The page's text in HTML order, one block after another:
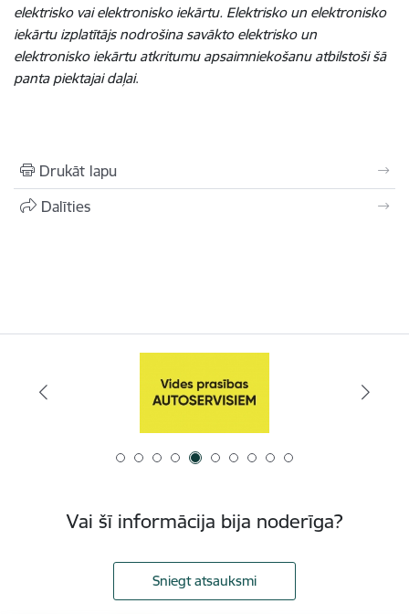
elektrisko vai elektronisko iekārtu. Elektrisko un elektronisko
iekārtu izplatītājs nodrošina savākto elektrisko un
elektronisko iekārtu atkritumu apsaimniekošanu atbilstoši šā
panta piektajai daļai.
Drukāt lapu
Dalīties
Vai šī informācija bija noderīga?
Sniegt atsauksmi